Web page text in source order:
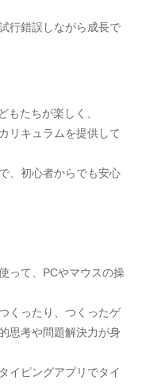
行錯誤しながら成長で
もたちが楽しく、
リキュラムを提供して
、初心者からでも安心
って、PCやマウスの操
くったり、つくったゲ
思考や問題解決力が身
イピングアプリでタイ